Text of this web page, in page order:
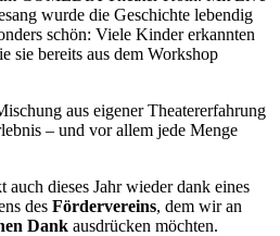
wurde die Geschichte lebendig
schön: Viele Kinder erkannten
sie bereits aus dem Workshop
aus eigener Theatererfahrung
– und vor allem jede Menge
dieses Jahr wieder dank eines
des Fördervereins, dem wir an
Dank ausdrücken möchten.